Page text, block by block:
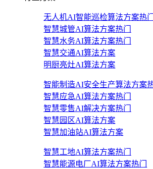
无人机AI智能巡检算法方案热门
智慧城管AI算法方案热门
智慧水务AI算法方案热门
智慧交通AI算法方案
明厨亮灶AI算法方案
智能制造AI安全生产算法方案
智慧应急AI算法方案热门
智慧零售AI解决方案热门
智慧园区AI算法方案
智慧加油站AI算法方案
智慧工地AI算法方案热门
智慧能源电厂AI算法方案热门